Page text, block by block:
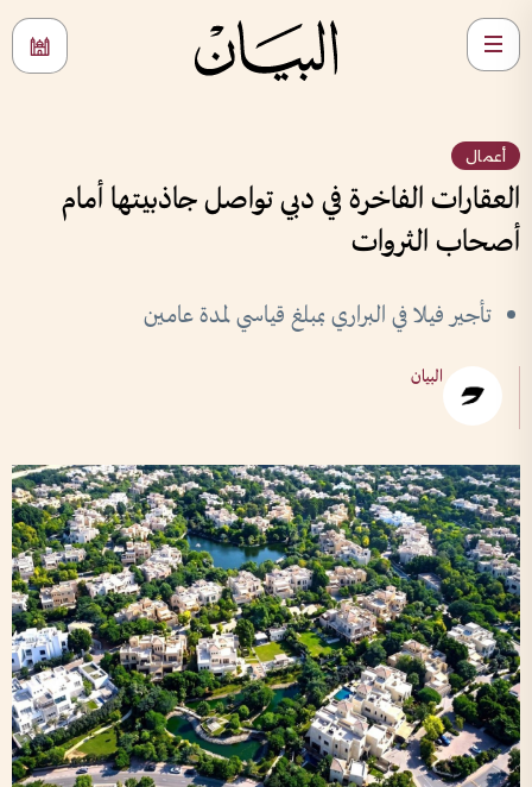
أعمال
العقارات الفاخرة في دبي تواصل جاذبيتها أمام
أصحاب الثروات
تأجير فيلا في البراري بمبلغ قياسي لمدة عامين
البيان